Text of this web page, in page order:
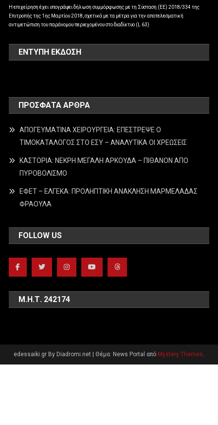
Η επιχείρηση έχει υπογράψει δήλωση συμμόρφωσης με τη Σύσταση (ΕΕ) 2018/334 της
Επιτροπής της 1ης Μαρτίου 2018, σχετικά με τα μέτρα για την αποτελεσματική
αντιμετώπιση του παράνομου περιεχομένου στο διαδίκτυο (L 63)
ΕΝΤΥΠΗ ΕΚΔΟΣΗ
ΠΡΌΣΦΑΤΑ ΆΡΘΡΑ
ΑΠΟΓΕΥΜΑΤΙΝΑ ΧΕΙΡΟΥΡΓΕΙΑ: ΕΠΕΣΤΡΕΨΕ Ο
ΤΙΜΟΚΑΤΑΛΟΓΟΣ ΣΤΟ ΕΣΥ – ΑΝΑΛΥΤΙΚΑ ΟΙ ΧΡΕΩΣΕΙΣ
ΚΑΣΤΟΡΙΑ: ΝΕΚΡΗ ΜΕΓΑΛΗ ΑΡΚΟΥΔΑ – ΠΙΘΑΝΟΝ ΑΠΟ
ΠΥΡΟΒΟΛΙΣΜΟ
ΕΦΕΤ – ΕΛΓΕΚΑ: ΠΡΟΛΗΠΤΙΚΗ ΑΝΑΚΛΗΣΗ ΜΑΡΜΕΛΑΔΑΣ
ΦΡΑΟΥΛΑ
FOLLOW US
Μ.Η.Τ. 242174
edessaiki.gr By Diadromi.net Θέμα: News Portal από Mystery Themes.